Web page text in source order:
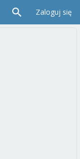
Zaloguj się